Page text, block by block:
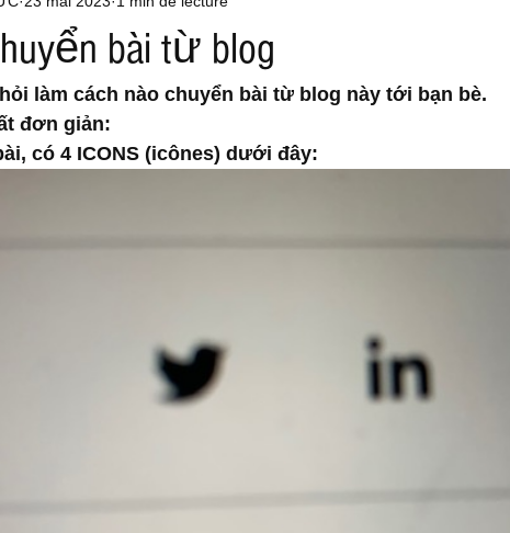
bài từ blog
làm cách nào chuyển bài từ blog này tới bạn bè.
đơn giản:
có 4 ICONS (icônes) dưới đây: